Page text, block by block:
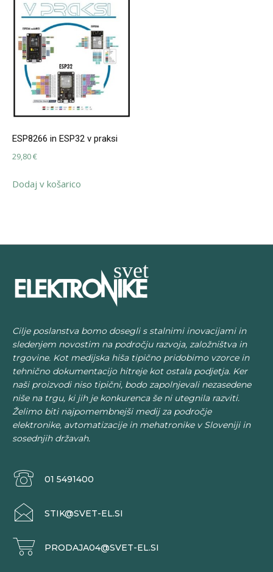
ESP8266 in ESP32 v praksi
29,80€
Dodaj v košarico
Cilje poslanstva bomo dosegli s stalnimi inovacijami in
sledenjem novostim na področju razvoja, založništva in
trgovine. Kot medijska hiša tipično pridobimo vzorce in
tehnično dokumentacijo hitreje kot ostala podjetja. Ker
naši proizvodi niso tipični, bodo zapolnjevali nezasedene
niše na trgu, ki jih je konkurenca še ni utegnila razviti.
Želimo biti najpomembnejši medij za področje
elektronike, avtomatizacije in mehatronike v Sloveniji in
sosednjih državah.
01 5491400
STIK@SVET-EL.SI
PRODAJA04@SVET-EL.SI